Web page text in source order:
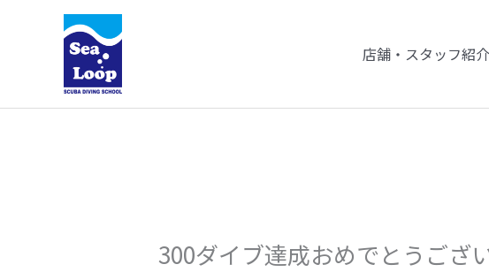
キ
店舗・スタッフ紹介
300ダイブ達成おめでとうござ